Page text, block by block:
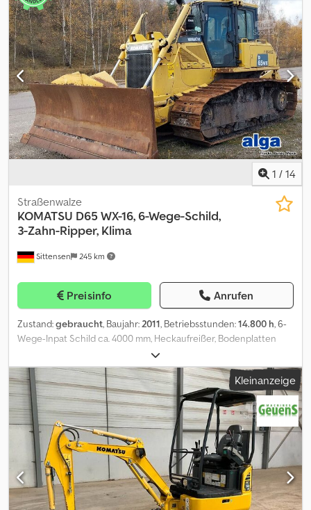
Sprockets: 80%. German machine! ID NR: 371. The General Terms
and Conditions of Heinhuis are applicable to all adverts, offers
and quotations by Heinhuis, all agreements entered into by
Heinhuis and the negotiations preceding them. By any form of
response you accept the applicability of the General Terms and
Conditions of Heinhuis and you declare that you have taken note
of these General Terms and Conditions. Our prices are export
netto prices. = Weitere Informationen = Baujahr: 2017
Leergewicht: 30.350 kg = Firmeninformationen = Für mehr
Informationen:
1 / 14
Sittensen 245 km
Straßenwalze
KOMATSU D65 WX-16, 6-Wege-Schild,
3-Zahn-Ripper, Klima
Preisinfo Anrufen
Zustand:gebraucht, Baujahr:2011, Betriebsstunden:14.800 h, 6-
Wege-Inpat Schild ca. 4000 mm, Heckaufreißer, Bodenplatten
760 mm, Klimaanlage, Transportbreite ohne Schild 2990 mm,
Betriebsstd.: 14800, Fahrzeug kann mit Werbung beklebt
und/oder beschriftet sein. SI87112 Cjdpszm Eamefx Amasrf Unser
Angebot ist generell ohne neue TÜV-Abnahme. Falls neue TÜV-
Abnahme erwünscht, unterbreiten wir Ihnen gerne ein Angebot
unserer Partnerwerkstätten! Fahrzeug kann mit Werbung
beklebt und/oder beschriftet sein. Es gelten unsere allgemeinen
Liefer- und Zahlungsbedingungen. Gerne erstellen wir Ihnen für
dieses Objekt ein Finanzierungs- oder Leasingangebot. Bitte
sprechen Sie uns an!
Kleinanzeige